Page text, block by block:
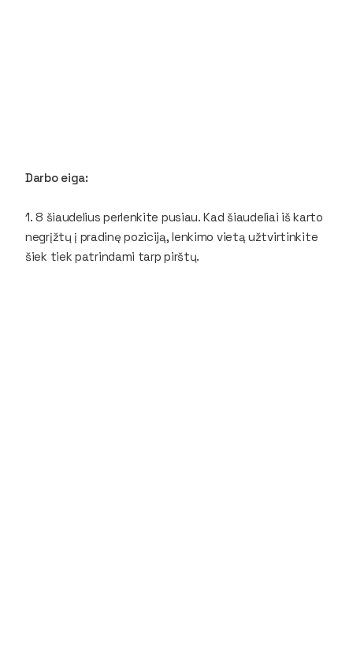
Darbo eiga:
1. 8 šiaudelius perlenkite pusiau. Kad šiaudeliai iš karto
negrįžtų į pradinę poziciją, lenkimo vietą užtvirtinkite
šiek tiek patrindami tarp pirštų.